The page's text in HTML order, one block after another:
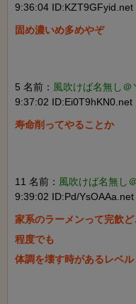
9:36:04 ID:KZT9GFyid.net
固め濃いめ多めやぞ
5 名前： 風吹けば名無し＠
9:37:02 ID:Ei0T9hKN0.net
寿命削ってやることか
11 名前： 風吹けば名無し
9:39:02 ID:Pd/YsOAAa.net
家系のラーメンって完飲
程度でも
体調を壊す時があるレベル